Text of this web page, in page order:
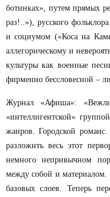
ботинках», путем прямых
раз!..»), русского
и социумом («Коса на
аллегорическому и
культуры как военные
фирменно бессловесной –
Журнал «Афиша»:
«интеллигентской»
жанров. Городской
разложить весь этот
немного непривычном
между собой и материалом.
базовых слоев. Теперь